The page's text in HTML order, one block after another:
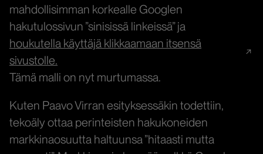
mahdollisimman korkealle Googlen
hakutulossivun ”sinisissä linkeissä” ja
houkutella käyttäjä klikkaamaan itsensä
sivustolle.
Tämä malli on nyt murtumassa.
Kuten Paavo Virran esityksessäkin todettiin,
tekoäly ottaa perinteisten hakukoneiden
markkinaosuutta haltuunsa ”hitaasti mutta